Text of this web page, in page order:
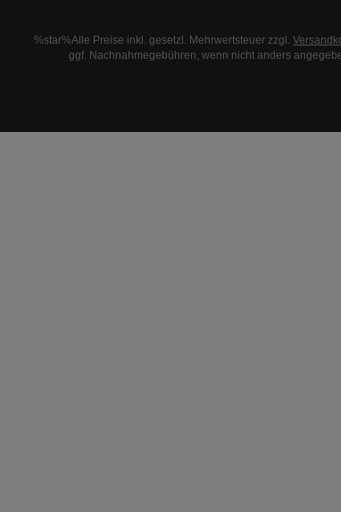
%star%Alle Preise inkl. gesetzl. Mehrwertsteuer zzgl.
ggf. Nachnahmegebühren, wenn nicht anders